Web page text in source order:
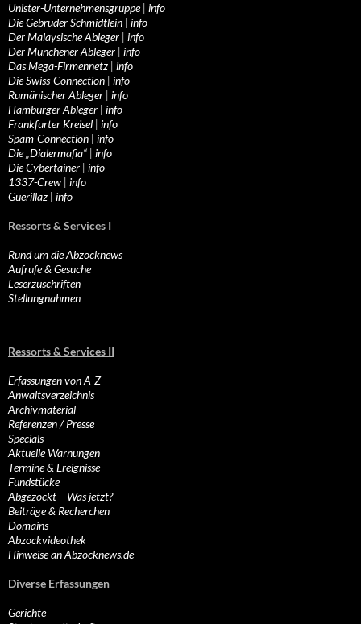
Unister-Unternehmensgruppe| info
Die Gebrüder Schmidtlein | info
Der Malaysische Ableger | info
Der Münchener Ableger | info
Das Mega-Firmennetz | info
Die Swiss-Connection | info
Rumänischer Ableger | info
Hamburger Ableger | info
Frankfurter Kreisel | info
Spam-Connection | info
Die „Dialermafia“ | info
Die Cybertainer | info
1337-Crew | info
Guerillaz | info
Ressorts & Services I
Rund um die Abzocknews
Aufrufe & Gesuche
Leserzuschriften
Stellungnahmen
Ressorts & Services II
Erfassungen von A-Z
Anwaltsverzeichnis
Archivmaterial
Referenzen / Presse
Specials
Aktuelle Warnungen
Termine & Ereignisse
Fundstücke
Abgezockt – Was jetzt?
Beiträge & Recherchen
Domains
Abzockvideothek
Hinweise an Abzocknews.de
Diverse Erfassungen
Gerichte